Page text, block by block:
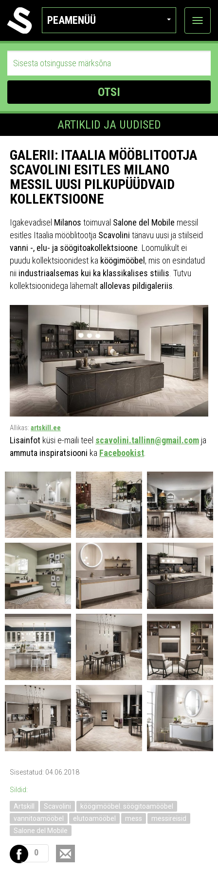
PEAMENÜÜ
Ava
OTSI
ARTIKLID JA UUDISED
GALERII: ITAALIA MÖÖBLITOOTJA
SCAVOLINI ESITLES MILANO
MESSIL UUSI PILKUPÜÜDVAID
KOLLEKTSIOONE
Igakevadisel Milanos toimuval Salone del Mobile messil
esitles Itaalia mööblitootja Scavolini tänavu uusi ja stiilseid
vanni -, elu- ja söögitoakollektsioone . Loomulikult ei
puudu kollektsioonidest ka köögimööbel , mis on esindatud
nii industriaalsemas kui ka klassikalises stiilis . Tutvu
kollektsioonidega lähemalt allolevas pildigaleriis
Allikas: artskill.ee
Lisainfot küsi e-maili teel scavolini.tallinn@gmail.com ja
ammuta inspiratsiooni ka Facebookist
Sisestatud: 04.06.2018
Sildid:
Artskill Scavolini
köögimööbel. söögitoamööbel
vannitoamööbel
elutoamööbel mess
messireisid
Salone del Mobile
0